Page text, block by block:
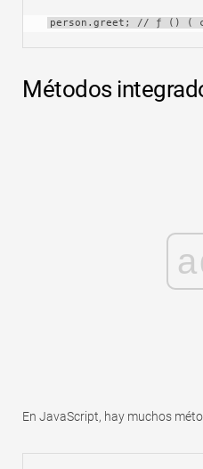
person.greet; // ƒ () (
Métodos
En JavaScript, hay muchos